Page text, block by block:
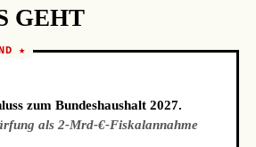
GEHT
★
zum Bundeshaushalt 2027.
als 2-Mrd-€-Fiskalannahme